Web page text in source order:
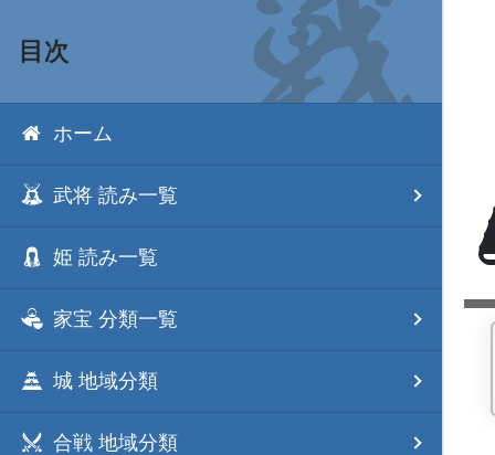
目次
ホーム
武将 読み一覧
姫 読み一覧
家宝 分類一覧
城 地域分類
合戦 地域分類